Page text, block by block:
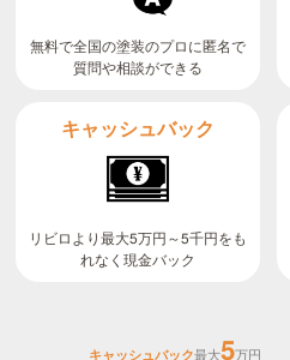
無料で全国の塗装のプロに匿名で
質問や相談ができる
キャッシュバック
リビロより最大5万円～5千円をも
れなく現金バック
キャッシュバック最大5万円